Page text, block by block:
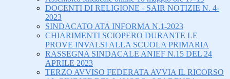
DOCENTI DI RELIGIONE - SAIR NOTIZIE N. 4-
2023
SINDACATO ATA INFORMA N.1-2023
CHIARIMENTI SCIOPERO DURANTE LE
PROVE INVALSI ALLA SCUOLA PRIMARIA
RASSEGNA SINDACALE ANIEF N.15 DEL 24
APRILE 2023
TERZO AVVISO FEDERATA AVVIA IL RICORSO